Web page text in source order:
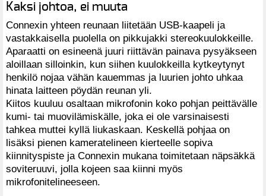
Kaksi johtoa, ei muuta
Connexin yhteen reunaan liitetään USB-kaapeli ja
vastakkaisella puolella on pikkujakki stereokuulokkeille.
Aparaatti on esineenä juuri riittävän painava pysyäkseen
aloillaan silloinkin, kun siihen kuulokkeilla kytkeytynyt
henkilö nojaa vähän kauemmas ja luurien johto uhkaa
hinata laitteen pöydän reunan yli.
Kiitos kuuluu osaltaan mikrofonin koko pohjan peittävälle
kumi- tai muovilämiskälle, joka ei ole varsinaisesti
tahkea muttei kyllä liukaskaan. Keskellä pohjaa on
lisäksi pienen kameratelineen kierteelle sopiva
kiinnityspiste ja Connexin mukana toimitetaan näpsäkkä
soviteruuvi, jolla kojeen saa kiinni myös
mikrofonitelineeseen.